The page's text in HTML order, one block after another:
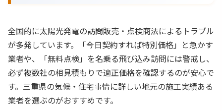
全国的に太陽光発電の訪問販売・点検商法によるトラブル
が多発しています。「今日契約すれば特別価格」と急かす
業者や、「無料点検」を名乗る飛び込み訪問には警戒し、
必ず複数社の相見積もりで適正価格を確認するのが安心で
す。三重県の気候・住宅事情に詳しい地元の施工実績ある
業者を選ぶのがおすすめです。